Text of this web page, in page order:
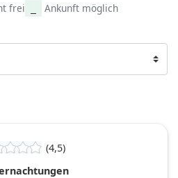
frei Ankunft möglich
(4,5)